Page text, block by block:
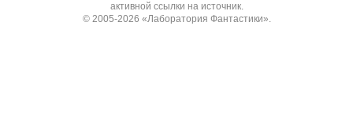
активной ссылки на источник.
© 2005-2026 «Лаборатория Фантастики».